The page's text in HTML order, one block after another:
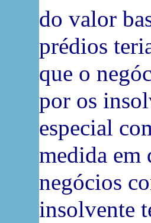
do valor
prédios
que o
por os
especial
medida em
negócios
insolvente